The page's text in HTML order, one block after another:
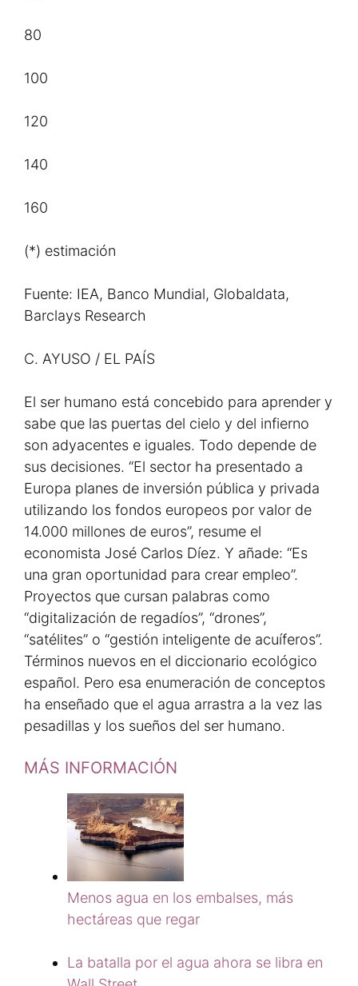
80
100
120
140
160
(*) estimación
Fuente: IEA, Banco Mundial, Globaldata,
Barclays Research
C. AYUSO / EL PAÍS
El ser humano está concebido para aprender y
sabe que las puertas del cielo y del infierno
son adyacentes e iguales. Todo depende de
sus decisiones. “El sector ha presentado a
Europa planes de inversión pública y privada
utilizando los fondos europeos por valor de
14.000 millones de euros”, resume el
economista José Carlos Díez. Y añade: “Es
una gran oportunidad para crear empleo”.
Proyectos que cursan palabras como
“digitalización de regadíos”, “drones”,
“satélites” o “gestión inteligente de acuíferos”.
Términos nuevos en el diccionario ecológico
español. Pero esa enumeración de conceptos
ha enseñado que el agua arrastra a la vez las
pesadillas y los sueños del ser humano.
MÁS INFORMACIÓN
Menos agua en los embalses, más
hectáreas que regar
La batalla por el agua ahora se libra en